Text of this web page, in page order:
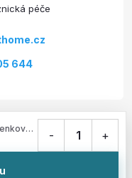
644
SONOFF S61STPF-PM-O chytrá venkovní zásuvka Matter přes WiFi (standard EU, typ F) - 1 +